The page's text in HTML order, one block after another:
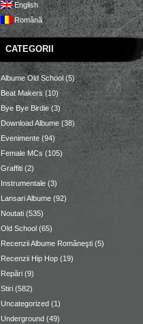
English
Română
CATEGORII
Albume Old School(5)
Beat Makers(10)
Bye Bye Birdie(3)
Download Albume (38)
Evenimente (94)
Female MCs (105)
Graffiti (2)
Instrumentale (3)
Lansari Albume (92)
Noutati (535)
Old School (65)
Recenzii Albume Româneşti (5)
Recenzii Hip Hop (19)
Repări (9)
Stiri (582)
Uncategorized (1)
Underground (49)